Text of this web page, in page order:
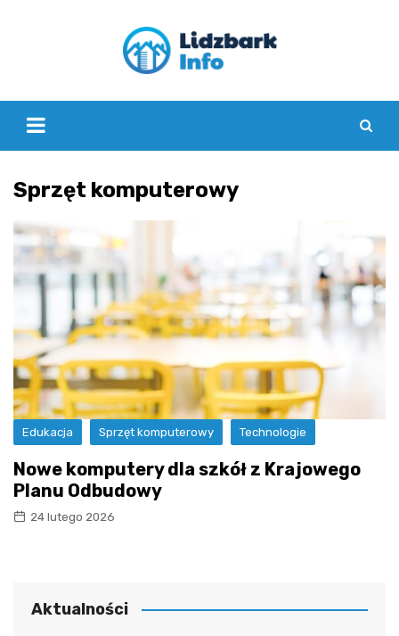
Sprzęt komputerowy
Edukacja Sprzęt komputerowy Technologie
Nowe komputery dla szkół z Krajowego
Planu Odbudowy
24 lutego 2026
Aktualności